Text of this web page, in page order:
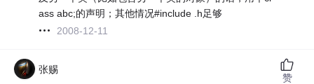
ass abc;的声明；其他情况#include .h足够
2008-12-11
张赐
赞